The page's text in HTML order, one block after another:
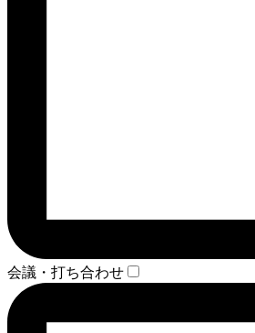
会議・打ち合わせ